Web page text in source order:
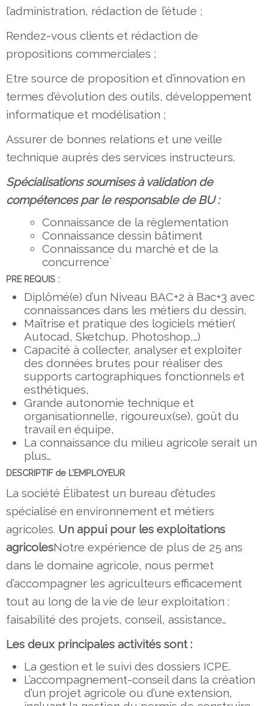
l’administration, rédaction de l’étude ;
Rendez-vous clients et rédaction de
propositions commerciales ;
Etre source de proposition et d’innovation en
termes d’évolution des outils, développement
informatique et modélisation ;
Assurer de bonnes relations et une veille
technique auprès des services instructeurs.
Spécialisations soumises à validation de
compétences par le responsable de BU :
Connaissance de la règlementation
Connaissance dessin bâtiment
Connaissance du marché et de la
concurrence`
PRE REQUIS :
Diplômé(e) d’un Niveau BAC+2 à Bac+3 avec
connaissances dans les métiers du dessin,
Maîtrise et pratique des logiciels métier(
Autocad, Sketchup, Photoshop,…)
Capacité à collecter, analyser et exploiter
des données brutes pour réaliser des
supports cartographiques fonctionnels et
esthétiques,
Grande autonomie technique et
organisationnelle, rigoureux(se), goût du
travail en équipe,
La connaissance du milieu agricole serait un
plus…
DESCRIPTIF de L’EMPLOYEUR
La société Élibatest un bureau d’études
spécialisé en environnement et métiers
agricoles. Un appui pour les exploitations
agricolesNotre expérience de plus de 25 ans
dans le domaine agricole, nous permet
d’accompagner les agriculteurs efficacement
tout au long de la vie de leur exploitation :
faisabilité des projets, conseil, assistance…
Les deux principales activités sont :
La gestion et le suivi des dossiers ICPE.
L’accompagnement-conseil dans la création
d’un projet agricole ou d’une extension,